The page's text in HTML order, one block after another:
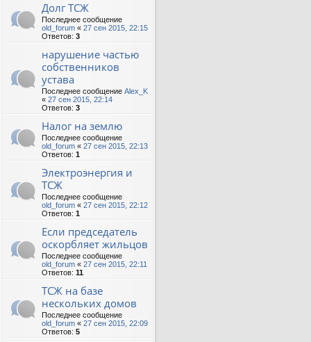
Долг ТСЖ
Последнее сообщение
old_forum « 27 сен 2015, 22:15
Ответов: 3
нарушение частью
собственников
устава
Последнее сообщение Alex_K
« 27 сен 2015, 22:14
Ответов: 3
Налог на землю
Последнее сообщение
old_forum « 27 сен 2015, 22:13
Ответов: 1
Электроэнергия и
ТСЖ
Последнее сообщение
old_forum « 27 сен 2015, 22:12
Ответов: 1
Если председатель
оскорбляет жильцов
Последнее сообщение
old_forum « 27 сен 2015, 22:11
Ответов: 11
ТСЖ на базе
нескольких домов
Последнее сообщение
old_forum « 27 сен 2015, 22:09
Ответов: 5